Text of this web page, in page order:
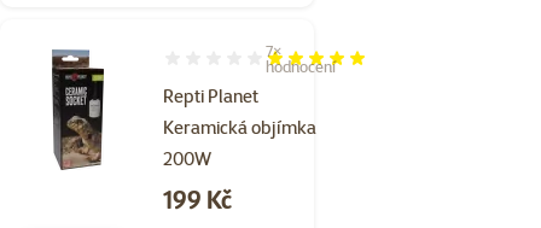
Repti Planet
Keramická objímka
200W
Hodnocení 100%, počet hodnocení: 7
7×
hodnocení
Cena
199 Kč